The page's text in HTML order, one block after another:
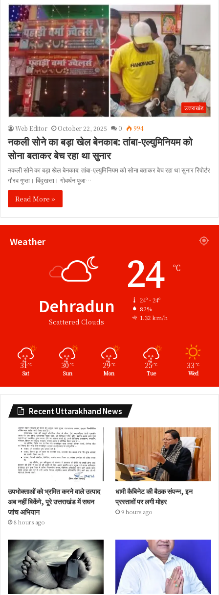
उत्तराखंड
Web Editor October 22, 2025 0 994
नकली सोने का बड़ा खेल बेनकाब: तांबा-एल्युमिनियम को
सोना बताकर बेच रहा था सुनार
नकली सोने का बड़ा खेल बेनकाब: तांबा-एल्युमिनियम को सोना बताकर बेच रहा था सुनार रिपोर्टर
गौरव गुप्ता। बिंदुखत्ता। गोवर्धन पूजा…
Read More »
Weather
Dehradun
Scattered Clouds
24 ℃
24º - 24º
82%
1.32 km/h
31℃
Sat
30 ℃
Sun
29℃
Mon
25℃
Tue
33 ℃
Wed
Recent Uttarakhand News
उपभोक्ताओं को भ्रमित करने वाले उत्पाद
अब नहीं बिकेंगे, पूरे उत्तराखंड में सघन
जांच अभियान
8 hours ago
धामी कैबिनेट की बैठक संपन्न, इन
प्रस्तावों पर लगी मोहर
9 hours ago